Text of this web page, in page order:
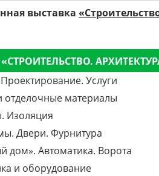
выставка
Услуги
отделочные материалы
Изоляция
Двери. Фурнитура
дом». Автоматика. Ворота
и оборудование